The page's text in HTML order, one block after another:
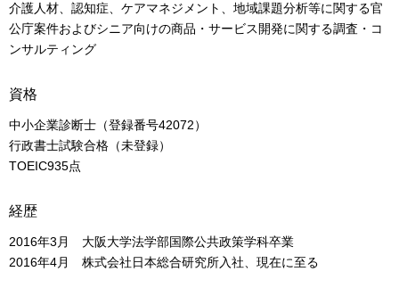
介護人材、認知症、ケアマネジメント、地域課題分析等に関する官
公庁案件およびシニア向けの商品・サービス開発に関する調査・コ
ンサルティング
資格
中小企業診断士（登録番号42072）
行政書士試験合格（未登録）
TOEIC935点
経歴
2016年3月 大阪大学法学部国際公共政策学科卒業
2016年4月 株式会社日本総合研究所入社、現在に至る